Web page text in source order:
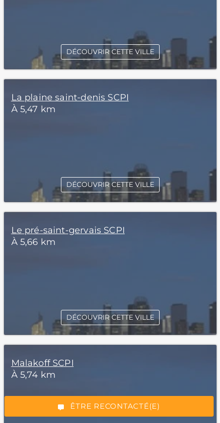
*Champs obligatoires
“Excellent”, 165 avis
ÊTRE RECONTACTÉ(E)
DÉCOUVRIR CETTE VILLE
La plaine saint-denis SCPI
À 5,47 km
DÉCOUVRIR CETTE VILLE
Le pré-saint-gervais SCPI
À 5,66 km
DÉCOUVRIR CETTE VILLE
Malakoff SCPI
À 5,74 km